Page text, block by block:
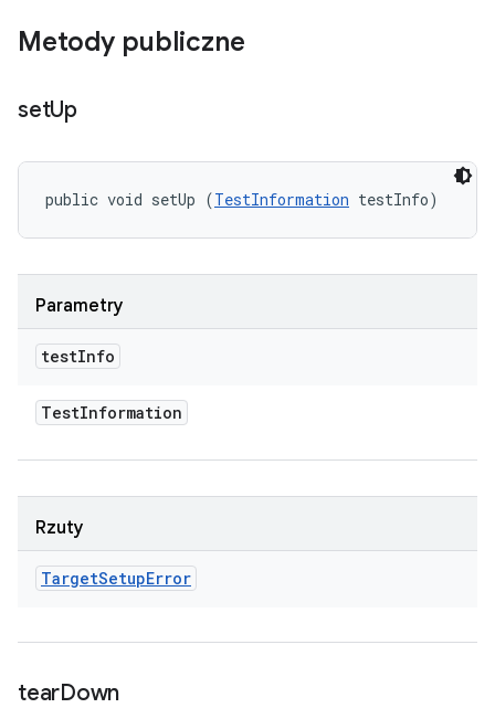
Metody publiczne
setUp
public void setUp (TestInformation testInfo)
Parametry
testInfo
TestInformation
Rzuty
TargetSetupError
tearDown